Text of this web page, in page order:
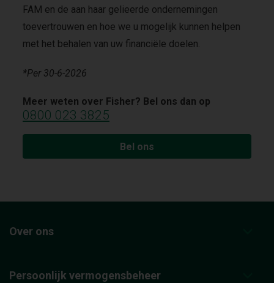
FAM en de aan haar gelieerde ondernemingen
toevertrouwen en hoe we u mogelijk kunnen helpen
met het behalen van uw financiële doelen.
*Per 30-6-2026
Meer weten over Fisher? Bel ons dan op
0800 023 3825
Bel ons
Over ons
Persoonlijk vermogensbeheer